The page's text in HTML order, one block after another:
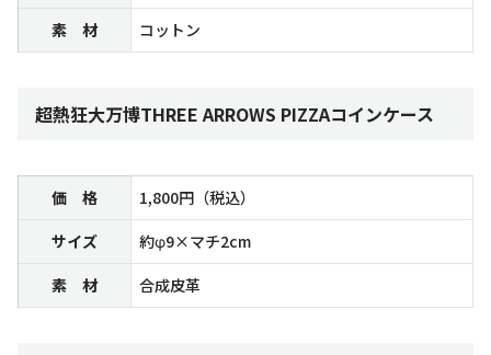
素 材
コットン
超熱狂大万博THREE ARROWS PIZZAコインケース
価 格
1,800円（税込）
サイズ
約φ9×マチ2cm
素 材
合成皮革